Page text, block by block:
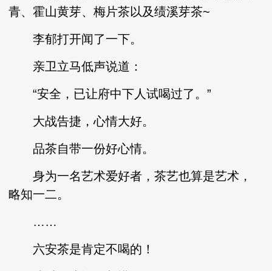
青、霍山黄芽、梅片茶以及绩溪芽茶~
李郁打开闻了一下。
亲卫立马低声说道：
“安全，已让府中下人试喝过了。”
大战告捷，心情大好。
品茶自带一份好心情。
身为一名艺术爱好者，茶艺也算是艺术，
略知一二。
……
六安茶是肯定不喝的！